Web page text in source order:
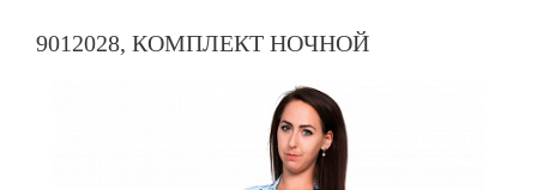
9012028, КОМПЛЕКТ НОЧНОЙ